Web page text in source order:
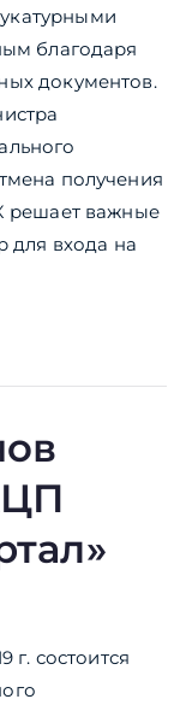
благодаря
документов.
получения
решает важные
для входа на
г. состоится